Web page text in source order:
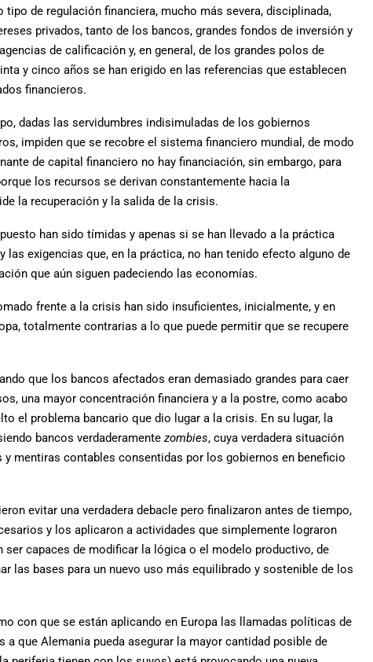
tipo de regulación financiera, mucho más severa, disciplinada,
privados, tanto de los bancos, grandes fondos de inversión y
de calificación y, en general, de los grandes polos de
y cinco años se han erigido en las referencias que establecen
financieros.
dadas las servidumbres indisimuladas de los gobiernos
impiden que se recobre el sistema financiero mundial, de modo
de capital financiero no hay financiación, sin embargo, para
los recursos se derivan constantemente hacia la
la recuperación y la salida de la crisis.
han sido tímidas y apenas si se han llevado a la práctica
las exigencias que, en la práctica, no han tenido efecto alguno de
que aún siguen padeciendo las economías.
frente a la crisis han sido insuficientes, inicialmente, y en
totalmente contrarias a lo que puede permitir que se recupere
que los bancos afectados eran demasiado grandes para caer
una mayor concentración financiera y a la postre, como acabo
el problema bancario que dio lugar a la crisis. En su lugar, la
bancos verdaderamente zombies, cuya verdadera situación
mentiras contables consentidas por los gobiernos en beneficio
evitar una verdadera debacle pero finalizaron antes de tiempo,
y los aplicaron a actividades que simplemente lograron
capaces de modificar la lógica o el modelo productivo, de
las bases para un nuevo uso más equilibrado y sostenible de los
con que se están aplicando en Europa las llamadas políticas de
que Alemania pueda asegurar la mayor cantidad posible de